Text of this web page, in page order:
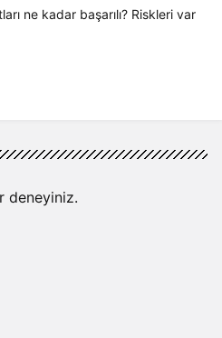
ne kadar başarılı? Riskleri var
deneyiniz.